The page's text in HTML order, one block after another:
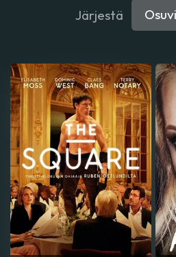
Järjestä